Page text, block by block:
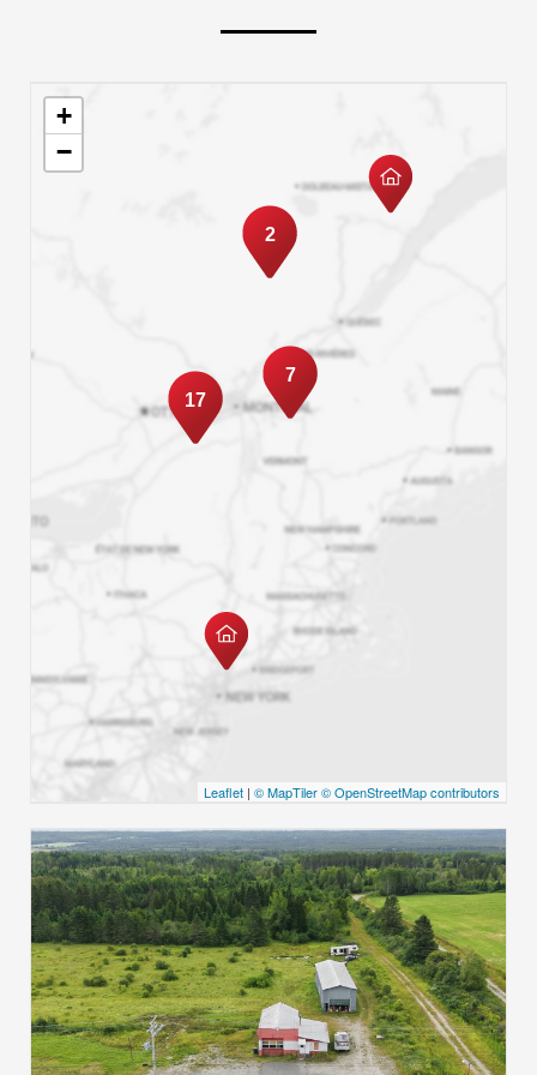
2
7
17
+
−
Leaflet | © MapTiler© OpenStreetMap contributors